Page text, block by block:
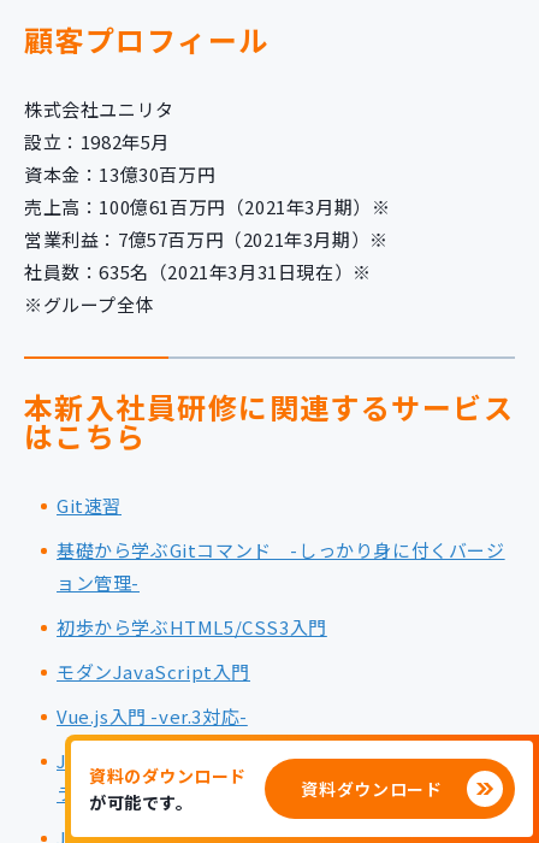
顧客プロフィール
株式会社ユニリタ
設立：1982年5月
資本金：13億30百万円
売上高：100億61百万円（2021年3月期）※
営業利益：7億57百万円（2021年3月期）※
社員数：635名（2021年3月31日現在）※
※グループ全体
本新入社員研修に関連するサービス
はこちら
Git速習
基礎から学ぶGitコマンド -しっかり身に付くバージ
ョン管理-
初歩から学ぶHTML5/CSS3入門
モダンJavaScript入門
Vue.js入門 -ver.3対応-
Javaプログラミング入門 -オブジェクト指向プログ
ラミングの基本をマスター
Javaプログラミング基礎 -開発現場を見据えた次の
資料のダウンロード
が可能です。
資料ダウンロード